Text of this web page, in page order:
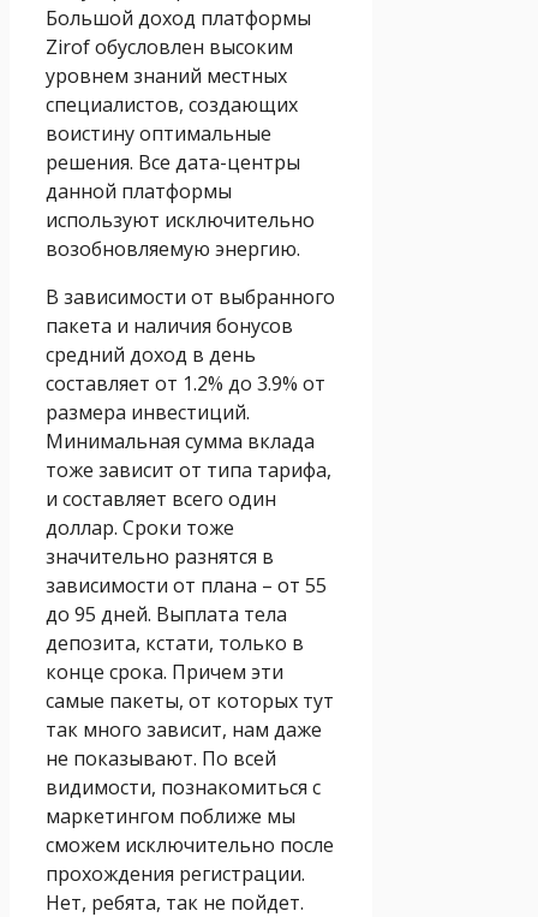
Большой доход платформы
Zirof обусловлен высоким
уровнем знаний местных
специалистов, создающих
воистину оптимальные
решения. Все дата-центры
данной платформы
используют исключительно
возобновляемую энергию.
В зависимости от выбранного
пакета и наличия бонусов
средний доход в день
составляет от 1.2% до 3.9% от
размера инвестиций.
Минимальная сумма вклада
тоже зависит от типа тарифа,
и составляет всего один
доллар. Сроки тоже
значительно разнятся в
зависимости от плана – от 55
до 95 дней. Выплата тела
депозита, кстати, только в
конце срока. Причем эти
самые пакеты, от которых тут
так много зависит, нам даже
не показывают. По всей
видимости, познакомиться с
маркетингом поближе мы
сможем исключительно после
прохождения регистрации.
Нет, ребята, так не пойдет.